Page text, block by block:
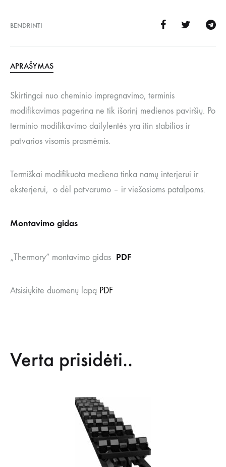
BENDRINTI
APRAŠYMAS
Skirtingai nuo cheminio impregnavimo, terminis
modifikavimas pagerina ne tik išorinį medienos paviršių. Po
terminio modifikavimo dailylentės yra itin stabilios ir
patvarios visomis prasmėmis.
Termiškai modifikuota mediena tinka namų interjerui ir
eksterjerui, o dėl patvarumo – ir viešosioms patalpoms.
Montavimo gidas
„Thermory” montavimo gidas PDF
Atsisiųkite duomenų lapą PDF
Verta prisidėti..